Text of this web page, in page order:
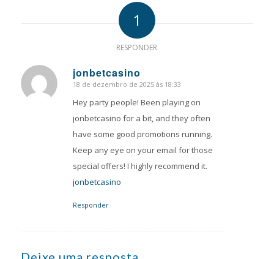
1
RESPONDER
jonbetcasino
says:
18 de dezembro de 2025 às 18:33
Hey party people! Been playing on
jonbetcasino for a bit, and they often
have some good promotions running.
Keep any eye on your email for those
special offers! I highly recommend it.
jonbetcasino
Responder